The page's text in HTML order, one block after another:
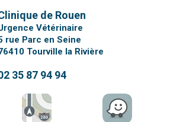
de Rouen
Vétérinaire
rue Parc en Seine
Tourville la Rivière
35 87 94 94